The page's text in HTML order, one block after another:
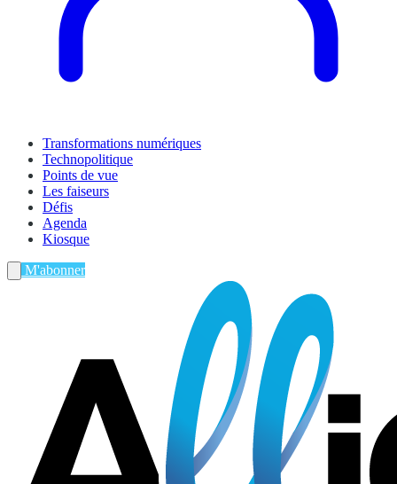
Transformations numériques
Technopolitique
Points de vue
Les faiseurs
Défis
Agenda
Kiosque
M'abonner